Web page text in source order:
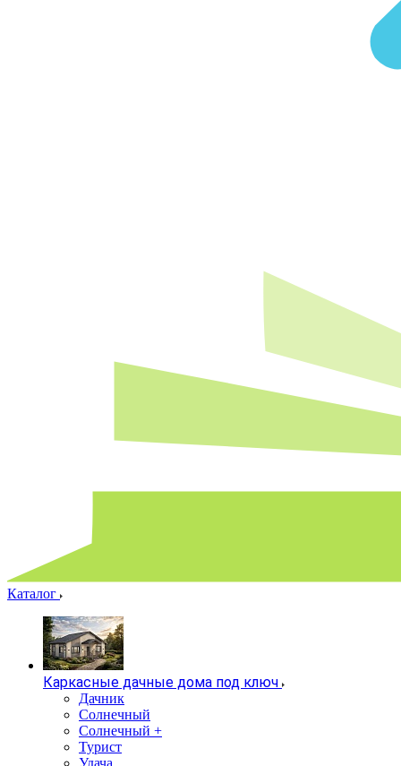
Каталог
Каркасные дачные дома под ключ
Дачник
Солнечный
Солнечный +
Турист
Удача